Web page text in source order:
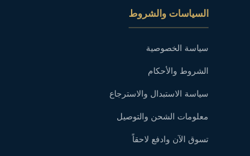
السياسات والشروط
سياسة الخصوصية
الشروط والأحكام
سياسة الاستبدال والاسترجاع
معلومات الشحن والتوصيل
تسوق الآن وادفع لاحقاً